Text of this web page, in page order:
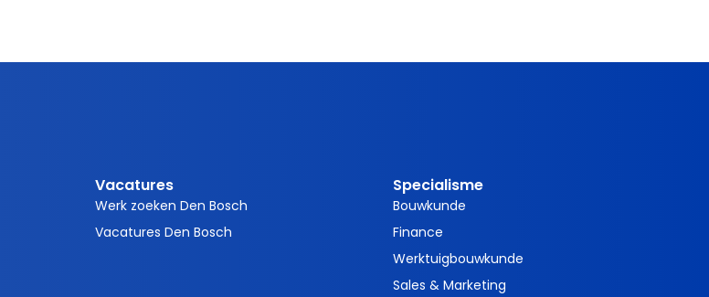
Vacatures
Werk zoeken Den Bosch
Vacatures Den Bosch
Specialisme
Bouwkunde
Finance
Werktuigbouwkunde
Sales & Marketing